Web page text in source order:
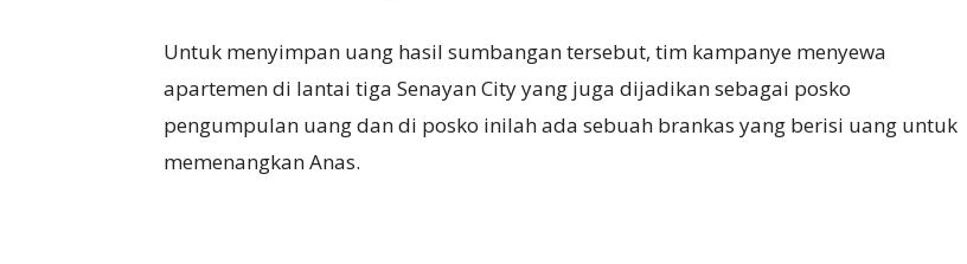
Untuk menyimpan uang hasil sumbangan tersebut, tim kampanye menyewa
apartemen di lantai tiga Senayan City yang juga dijadikan sebagai posko
pengumpulan uang dan di posko inilah ada sebuah brankas yang berisi uang untuk
memenangkan Anas.